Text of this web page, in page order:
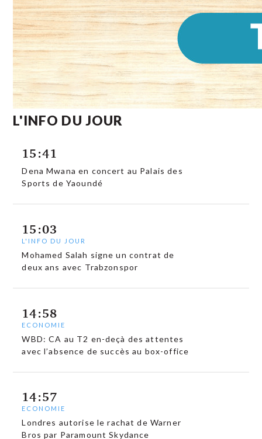
L'INFO DU JOUR
15:41
Dena Mwana en concert au Palais des
Sports de Yaoundé
15:03
L'INFO DU JOUR
Mohamed Salah signe un contrat de
deux ans avec Trabzonspor
14:58
ECONOMIE
WBD: CA au T2 en-deçà des attentes
avec l’absence de succès au box-office
14:57
ECONOMIE
Londres autorise le rachat de Warner
Bros par Paramount Skydance